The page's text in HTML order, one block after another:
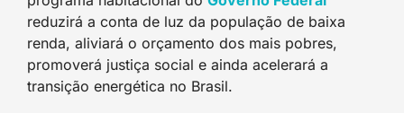
reduzirá a conta de luz da população de baixa
renda, aliviará o orçamento dos mais pobres,
promoverá justiça social e ainda acelerará a
transição energética no Brasil.